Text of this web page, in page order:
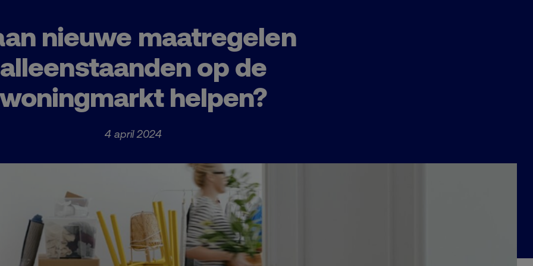
nieuwe maatregelen
alleenstaanden op de
helpen?
4 april 2024